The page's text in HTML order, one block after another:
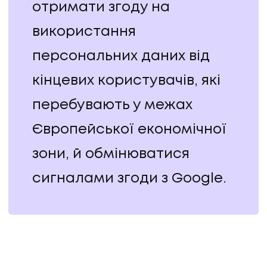
отримати згоду на
використання
персональних даних від
кінцевих користувачів, які
перебувають у межах
Європейської економічної
зони, й обмінюватися
сигналами згоди з Google.